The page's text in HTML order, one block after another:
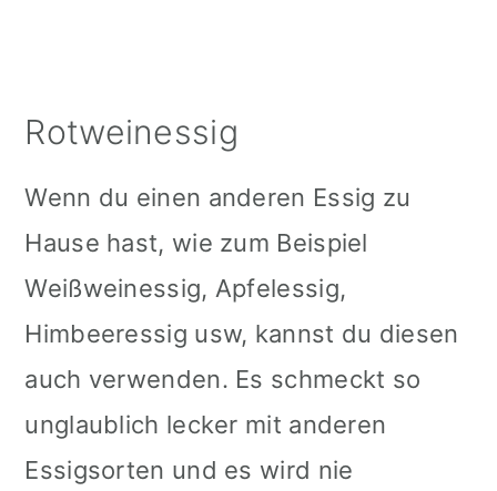
Rotweinessig
Wenn du einen anderen Essig zu
Hause hast, wie zum Beispiel
Weißweinessig, Apfelessig,
Himbeeressig usw, kannst du diesen
auch verwenden. Es schmeckt so
unglaublich lecker mit anderen
Essigsorten und es wird nie